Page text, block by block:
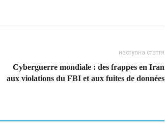
наступна стаття
Cyberguerre mondiale : des frappes en Iran
aux violations du FBI et aux fuites de données